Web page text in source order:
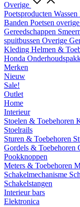
Overige
Poetsproducten Wassen
Banden Poetsen overige
Gereedschappen
spuitbussen Overige
Kleding Helmen &
Honda
Merken
Nieuw
Sale!
Outlet
Home
Interieur
Stoelen & Toebehoren
Stoelrails
Sturen & Toebehoren
Gordels & Toebehoren
Pookknoppen
Meters & Toebehoren
Schakelmechanisme
Schakelstangen
Interieur bars
Elektronica